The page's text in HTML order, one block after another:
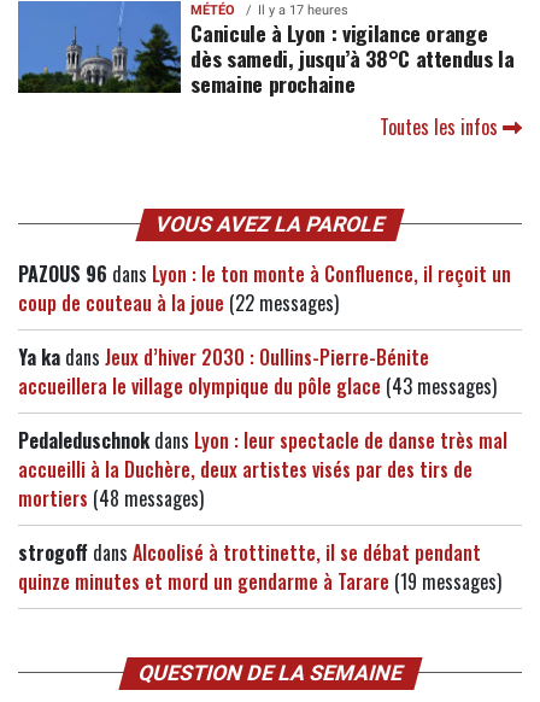
MÉTÉO Il y a 17 heures
Canicule à Lyon : vigilance orange
dès samedi, jusqu’à 38°C attendus la
semaine prochaine
Toutes les infos
VOUS AVEZ LA PAROLE
PAZOUS 96 dans Lyon : le ton monte à Confluence, il reçoit un
coup de couteau à la joue (22 messages)
Ya ka dans Jeux d’hiver 2030 : Oullins-Pierre-Bénite
accueillera le village olympique du pôle glace (43 messages)
Pedaleduschnokdans Lyon : leur spectacle de danse très mal
accueilli à la Duchère, deux artistes visés par des tirs de
mortiers (48 messages)
strogoff dans Alcoolisé à trottinette, il se débat pendant
quinze minutes et mord un gendarme à Tarare (19 messages)
QUESTION DE LA SEMAINE